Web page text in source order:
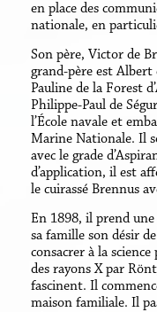
en place des
nationale, en
Son père, Victor de
grand-père est Albert
Pauline de la Forest
Philippe-Paul de
l’École navale et
Marine Nationale. Il
avec le grade
d’application, il est
le cuirassé Brennus
En 1898, il prend
sa famille son désir
consacrer à la
des rayons X par
fascinent. Il
maison familiale. Il